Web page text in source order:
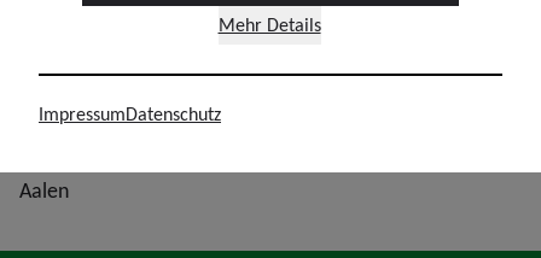
Polizeistiftung des Landes Baden-Württemberg
Baden-Württembergische Bank
Aalen
Mehr Details
ImpressumDatenschutz